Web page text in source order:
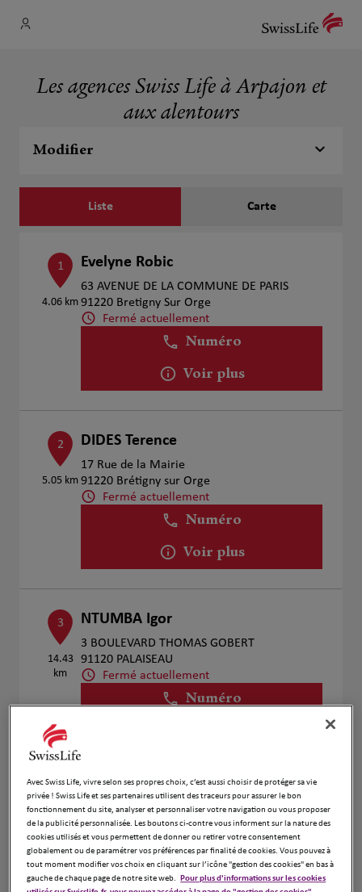
Les agences Swiss Life à Arpajon et
aux alentours
Modifier
Liste Carte
1
4.06 km
Evelyne Robic
63 AVENUE DE LA COMMUNE DE PARIS
91220 Bretigny Sur Orge
Fermé actuellement
Numéro
Voir plus
2
5.05 km
DIDES Terence
17 Rue de la Mairie
91220 Brétigny sur Orge
Fermé actuellement
Numéro
Voir plus
3
14.43
km
NTUMBA Igor
3 BOULEVARD THOMAS GOBERT
91120 PALAISEAU
Fermé actuellement
Numéro
4
14.96
km
Corinne Peron
40 Avenue de la Cour de France
91260 Juvisy sur Orge
Fermé actuellement
Numéro
Avec Swiss Life, vivre selon ses propres choix, c’est aussi choisir de protéger sa vie
privée ! Swiss Life et ses partenaires utilisent des traceurs pour assurer le bon
fonctionnement du site, analyser et personnaliser votre navigation ou vous proposer
de la publicité personnalisée. Les boutons ci-contre vous informent sur la nature des
cookies utilisés et vous permettent de donner ou retirer votre consentement
globalement ou de paramétrer vos préférences par finalité de cookies. Vous pouvez à
tout moment modifier vos choix en cliquant sur l’icône "gestion des cookies" en bas à
gauche de chaque page de notre site web. Pour plus d'informations sur les cookies